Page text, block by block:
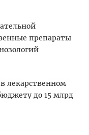
препараты
лекарственном
до 15 млрд